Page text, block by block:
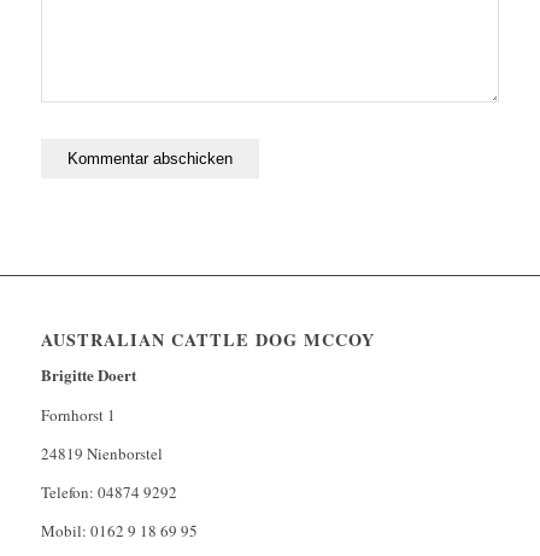
AUSTRALIAN CATTLE DOG MCCOY
Brigitte Doert
Fornhorst 1
24819 Nienborstel
Telefon: 04874 9292
Mobil: 0162 9 18 69 95